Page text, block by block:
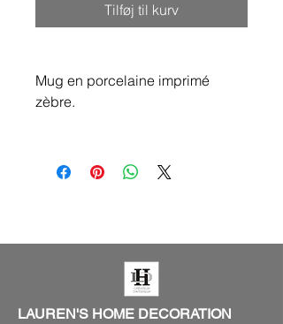
Tilføj til kurv
Mug en porcelaine imprimé
zèbre.
LAUREN'S HOME DECORATION